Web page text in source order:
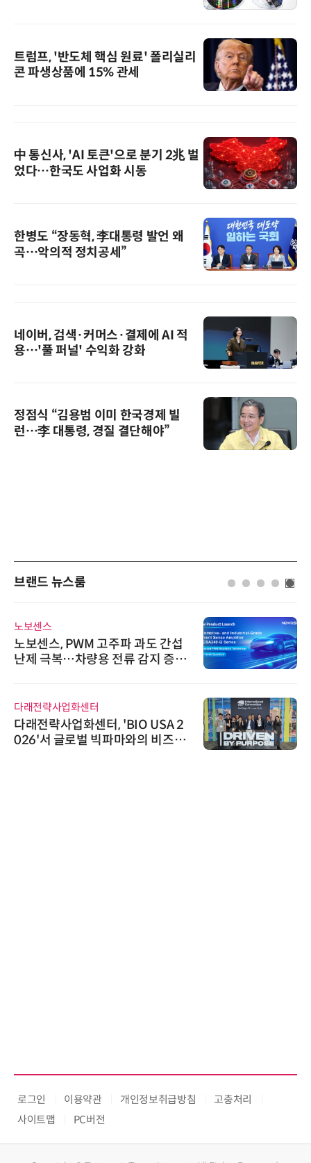
트럼프, '반도체 핵심 원료' 폴리실리
콘 파생상품에 15% 관세
中 통신사, 'AI 토큰'으로 분기 2兆 벌
었다…한국도 사업화 시동
한병도 “장동혁, 李대통령 발언 왜
곡…악의적 정치공세”
네이버, 검색·커머스·결제에 AI 적
용…'풀 퍼널' 수익화 강화
정점식 “김용범 이미 한국경제 빌
런…李 대통령, 경질 결단해야”
브랜드 뉴스룸
노보센스
노보센스, PWM 고주파 과도 간섭
난제 극복…차량용 전류 감지 증폭
다래전략사업화센터
다래전략사업화센터, 'BIO USA 2
026'서 글로벌 빅파마와의 비즈니
로그인 이용약관 개인정보취급방침
고충처리
사이트맵
PC버전